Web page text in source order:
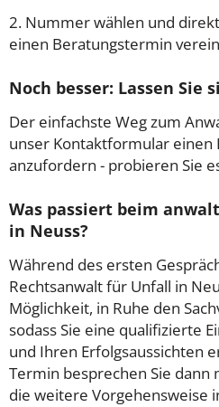
2. Nummer wählen und
einen Beratungstermin
Noch besser: Lassen Sie
Der einfachste Weg zum
unser Kontaktformular einen
anzufordern - probieren Sie
Was passiert beim
in Neuss?
Während des ersten
Rechtsanwalt für Unfall in
Möglichkeit, in Ruhe den
sodass Sie eine qualifizierte
und Ihren Erfolgsaussichten
Termin besprechen Sie dann
die weitere Vorgehensweise